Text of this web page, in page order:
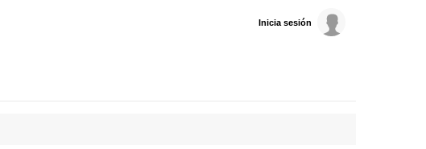
Inicia sesión